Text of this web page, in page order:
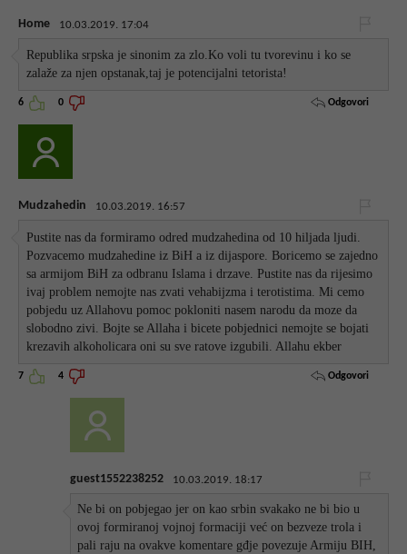
Home 10.03.2019. 17:04
Republika srpska je sinonim za zlo.Ko voli tu tvorevinu i ko se
zalaže za njen opstanak,taj je potencijalni tetorista!
6 0 Odgovori
Mudzahedin 10.03.2019. 16:57
Pustite nas da formiramo odred mudzahedina od 10 hiljada ljudi.
Pozvacemo mudzahedine iz BiH a iz dijaspore. Boricemo se zajedno
sa armijom BiH za odbranu Islama i drzave. Pustite nas da rijesimo
ivaj problem nemojte nas zvati vehabijzma i terotistima. Mi cemo
pobjedu uz Allahovu pomoc pokloniti nasem narodu da moze da
slobodno zivi. Bojte se Allaha i bicete pobjednici nemojte se bojati
krezavih alkoholicara oni su sve ratove izgubili. Allahu ekber
7 4 Odgovori
guest1552238252 10.03.2019. 18:17
Ne bi on pobjegao jer on kao srbin svakako ne bi bio u
ovoj formiranoj vojnoj formaciji već on bezveze trola i
pali raju na ovakve komentare gđje povezuje Armiju BIH,